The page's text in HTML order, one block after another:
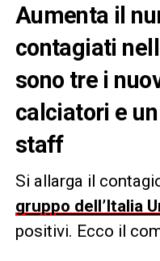
Aumenta il
contagiati
sono tre i
calciatori e
staff
Si allarga il
gruppo dell’Italia
positivi. Ecco il